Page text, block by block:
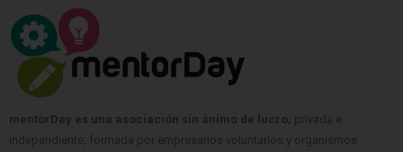
mentorDay es una asociación sin ánimo de lucro, privada e
independiente, formada por empresarios voluntarios y organismos